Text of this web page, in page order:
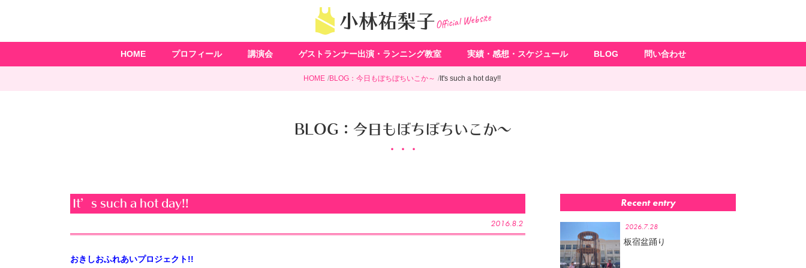
小林祐梨子Official Website
HOME プロフィール 講演会 ゲストランナー出演・ランニング教室 実績・感想・スケジュール BLOG 問い合わせ
HOME BLOG：今日もぼちぼちいこか～ It's such a hot day!!
BLOG：今日もぼちぼちいこか～
It’s such a hot day!!
2016.8.2
おきしおふれあいプロジェクト!!
Recent entry
2026.7.28
板宿盆踊り